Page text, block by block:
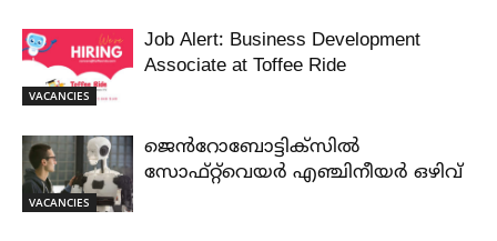
VACANCIES
Job Alert: Business Development
Associate at Toffee Ride
VACANCIES
ജെൻറോബോട്ടിക്സിൽ
സോഫ്റ്റ്‌വെയർ എഞ്ചിനീയർ ഒഴിവ്